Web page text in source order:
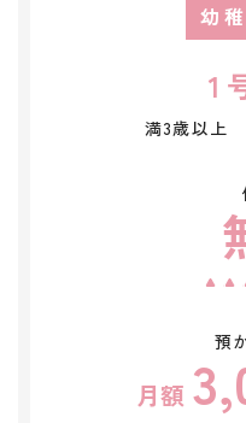
幼
1
満3歳以上
預
月額